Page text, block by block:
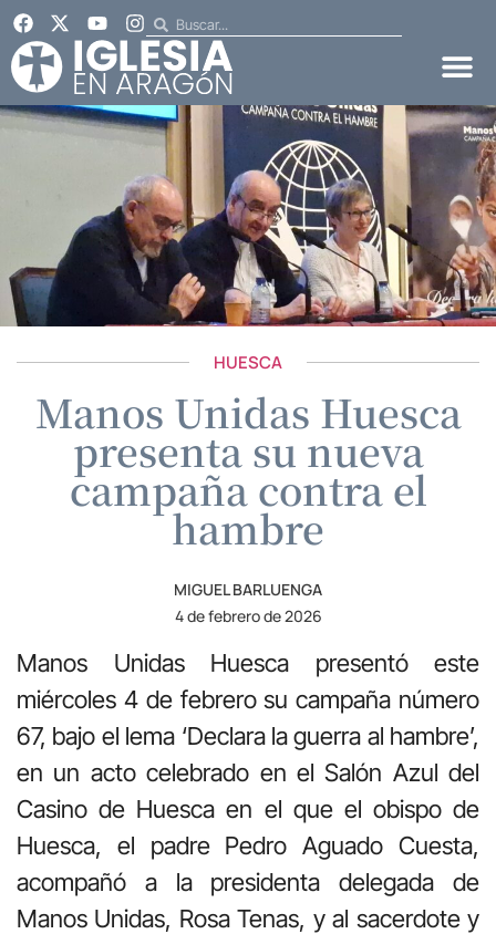
HUESCA
Manos Unidas Huesca
presenta su nueva
campaña contra el
hambre
MIGUEL BARLUENGA
4 de febrero de 2026
Manos Unidas Huesca presentó este
miércoles 4 de febrero su campaña número
67, bajo el lema ‘Declara la guerra al hambre’,
en un acto celebrado en el Salón Azul del
Casino de Huesca en el que el obispo de
Huesca, el padre Pedro Aguado Cuesta,
acompañó a la presidenta delegada de
Manos Unidas, Rosa Tenas, y al sacerdote y